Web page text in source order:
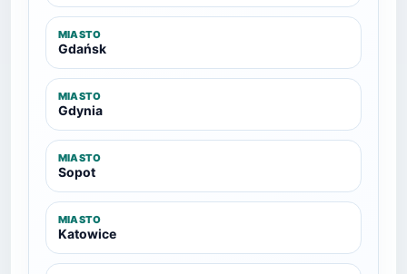
MIASTO
Gdańsk
MIASTO
Gdynia
MIASTO
Sopot
MIASTO
Katowice